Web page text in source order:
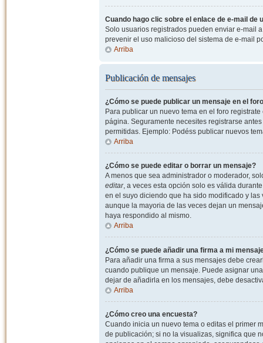
Cuando hago clic sobre el enlace de e-mail de
Solo usuarios registrados pueden enviar e-mail
prevenir el uso malicioso del sistema de e-mail
Arriba
Publicación de mensajes
¿Cómo se puede publicar un mensaje en el
Para publicar un nuevo tema en el foro
página. Seguramente necesites registrarse
permitidas. Ejemplo: Podéss publicar nuevos
Arriba
¿Cómo se puede editar o borrar un mensaje?
A menos que sea administrador o moderador,
editar, a veces esta opción solo es válida
en el suyo diciendo que ha sido modificado y
aunque la mayoria de las veces dejan un
haya respondido al mismo.
Arriba
¿Cómo se puede añadir una firma a mi
Para añadir una firma a sus mensajes debe
cuando publique un mensaje. Puede asignar
dejar de añadirla en los mensajes, debe
Arriba
¿Cómo creo una encuesta?
Cuando inicia un nuevo tema o editas el primer
de publicación; si no la visualizas, significa que